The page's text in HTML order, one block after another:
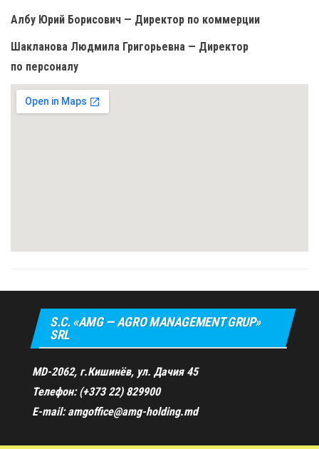
Албу Юрий Борисович — Директор по коммерции
Шакланова Людмила Григорьевна — Директор
по персоналу
S.C. «AMG — AGRO MANAGEMENT GRUP»
SRL
MD-2062, г.Кишинёв, ул. Дачия 45
Телефон: (+373 22) 829900
E-mail: amgoffice@amg-holding.md